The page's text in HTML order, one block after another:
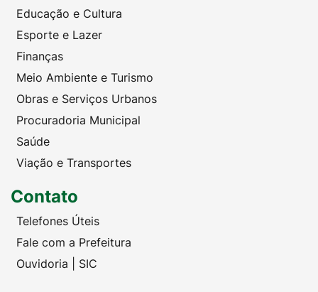
Educação e Cultura
Esporte e Lazer
Finanças
Meio Ambiente e Turismo
Obras e Serviços Urbanos
Procuradoria Municipal
Saúde
Viação e Transportes
Contato
Telefones Úteis
Fale com a Prefeitura
Ouvidoria | SIC